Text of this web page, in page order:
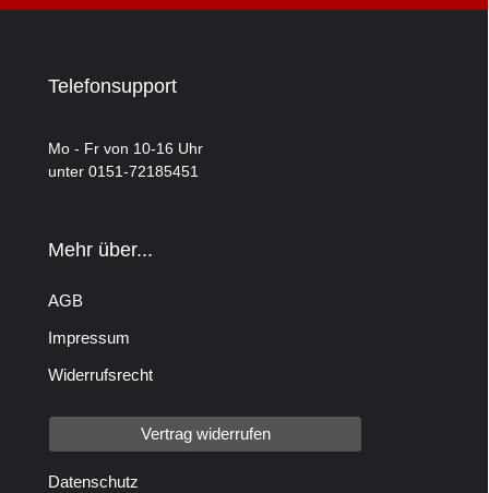
Telefonsupport
Mo - Fr von 10-16 Uhr
unter 0151-72185451
Mehr über...
AGB
Impressum
Widerrufsrecht
Vertrag widerrufen
Datenschutz